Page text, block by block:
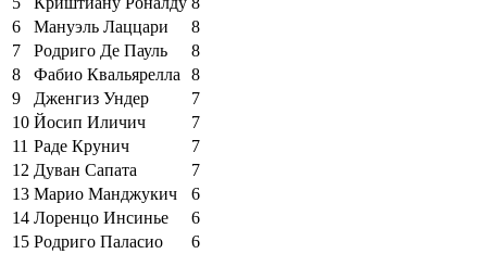
6
Мануэль Лаццари
8
7
Родриго Де Пауль
8
8
Фабио Квальярелла
8
9
Дженгиз Ундер
7
10 Йосип Иличич
7
11 Раде Крунич
7
12 Дуван Сапата
7
13 Марио Манджукич
6
14 Лоренцо Инсинье
6
15 Родриго Паласио 6